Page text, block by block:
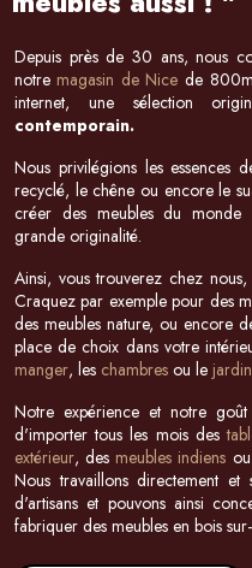
Depuis près de 30 ans, nous
notre magasin de Nice de
internet, une sélection
contemporain.
Nous privilégions les essences
recyclé, le chêne ou encore le
créer des meubles du monde
grande originalité.
Ainsi, vous trouverez chez nous,
Craquez par exemple pour des
des meubles nature, ou encore
place de choix dans votre
manger, les chambres ou le jardin
Notre expérience et notre
d'importer tous les mois des
extérieur, des meubles indiens
Nous travaillons directement et
d'artisans et pouvons ainsi
fabriquer des meubles en bois